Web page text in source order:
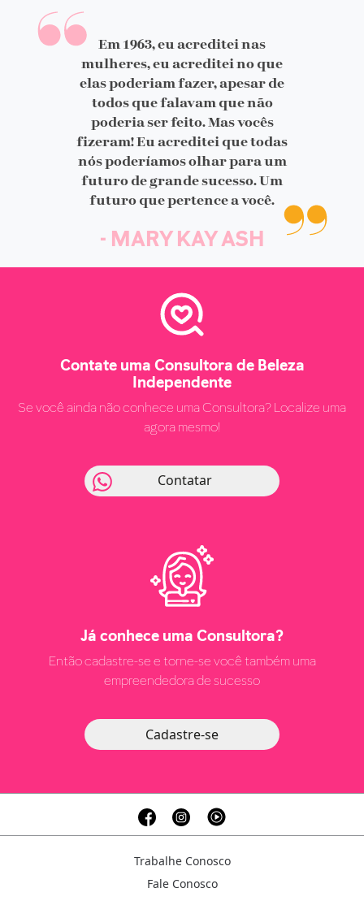
Em 1963, eu acreditei nas
mulheres, eu acreditei no que
elas poderiam fazer, apesar de
todos que falavam que não
poderia ser feito. Mas vocês
fizeram! Eu acreditei que todas
nós poderíamos olhar para um
futuro de grande sucesso. Um
futuro que pertence a você.
- MARY KAY ASH
Contate uma Consultora de Beleza
Independente
Se você ainda não conhece uma Consultora? Localize uma
agora mesmo!
Contatar
Já conhece uma Consultora?
Então cadastre-se e torne-se você também uma
empreendedora de sucesso
Cadastre-se
Trabalhe Conosco
Fale Conosco